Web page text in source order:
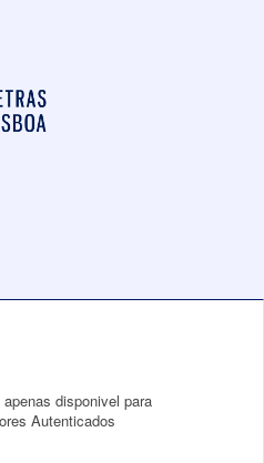
disponivel para
Autenticados